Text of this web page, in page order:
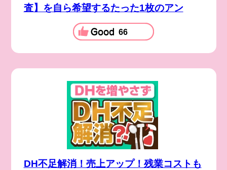
査】を自ら希望するたった1枚のアン
66
DH不足解消！売上アップ！残業コストも